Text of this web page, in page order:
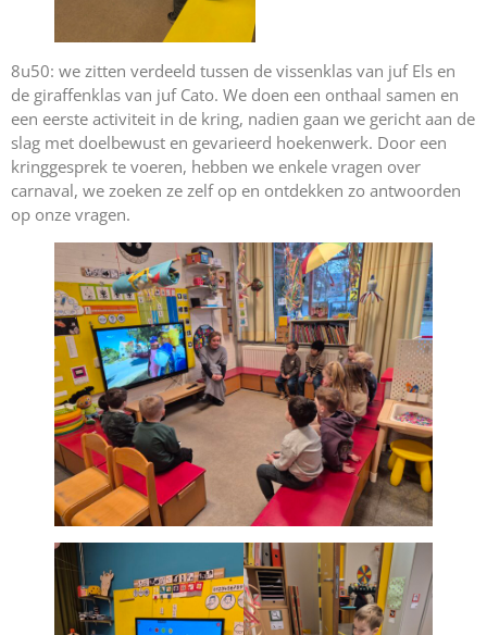
8u50: we zitten verdeeld tussen de vissenklas van juf Els en
de giraffenklas van juf Cato. We doen een onthaal samen en
een eerste activiteit in de kring, nadien gaan we gericht aan de
slag met doelbewust en gevarieerd hoekenwerk. Door een
kringgesprek te voeren, hebben we enkele vragen over
carnaval, we zoeken ze zelf op en ontdekken zo antwoorden
op onze vragen.